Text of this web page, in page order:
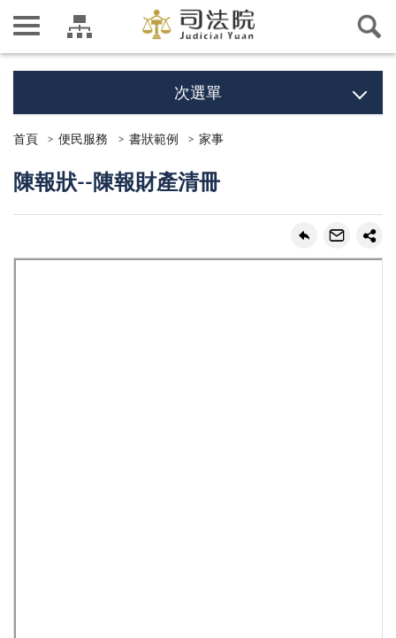
次選單
首頁 便民服務 書狀範例 家事
陳報狀--陳報財產清冊